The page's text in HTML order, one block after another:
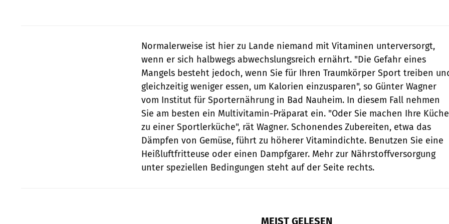
Normalerweise ist hier zu Lande niemand mit Vitaminen unterversorgt,
wenn er sich halbwegs abwechslungsreich ernährt. "Die Gefahr eines
Mangels besteht jedoch, wenn Sie für Ihren Traumkörper Sport treiben
gleichzeitig weniger essen, um Kalorien einzusparen", so Günter Wagner
vom Institut für Sporternährung in Bad Nauheim. In diesem Fall nehmen
Sie am besten ein Multivitamin-Präparat ein. "Oder Sie machen Ihre Küche
zu einer Sportlerküche", rät Wagner. Schonendes Zubereiten, etwa das
Dämpfen von Gemüse, führt zu höherer Vitamindichte. Benutzen Sie eine
Heißluftfritteuse oder einen Dampfgarer. Mehr zur Nährstoffversorgung
unter speziellen Bedingungen steht auf der Seite rechts.
MEIST GELESEN